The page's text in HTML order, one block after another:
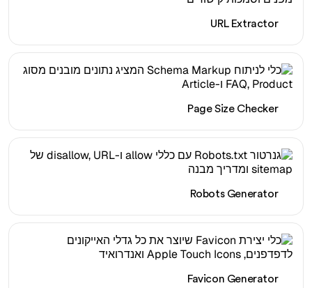
URL Extractor
Page Size Checker
Robots Generator
Favicon Generator